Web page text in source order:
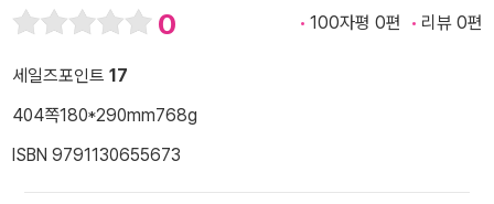
0 100자평 0편 리뷰 0편
세일즈포인트 17
404쪽180*290mm768g
ISBN 9791130655673